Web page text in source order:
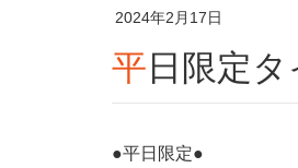
2024年2月17日
平日限定
●平日限定●